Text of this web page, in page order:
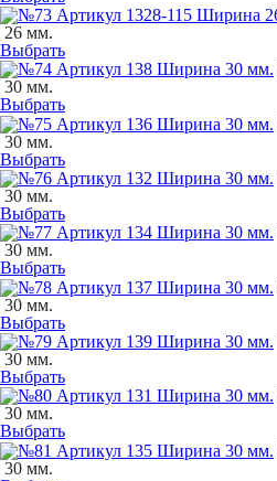
26 мм.
Выбрать
30 мм.
Выбрать
30 мм.
Выбрать
30 мм.
Выбрать
30 мм.
Выбрать
30 мм.
Выбрать
30 мм.
Выбрать
30 мм.
Выбрать
30 мм.